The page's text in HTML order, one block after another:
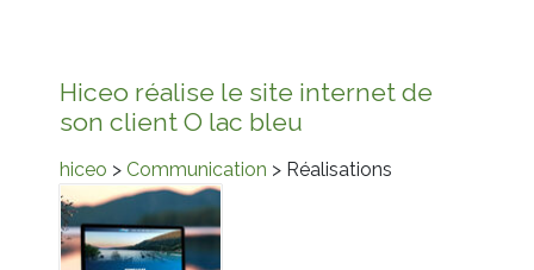
Hiceo réalise le site internet de
son client O lac bleu
hiceo > Communication > Réalisations